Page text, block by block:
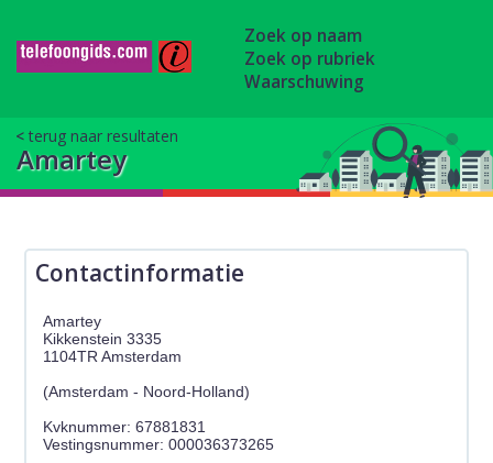
Zoek op naam
Zoek op rubriek
Waarschuwing
terug naar resultaten
Amartey
Contactinformatie
Amartey
Kikkenstein 3335
1104TR Amsterdam
(Amsterdam - Noord-Holland)
Kvknummer: 67881831